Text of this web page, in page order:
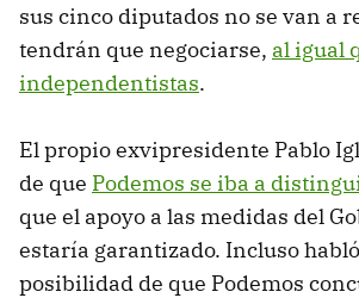
sus cinco diputados no se van a
tendrán que negociarse, al igual
independentistas.
El propio exvipresidente Pablo
de que Podemos se iba a
que el apoyo a las medidas del
estaría garantizado. Incluso
posibilidad de que Podemos